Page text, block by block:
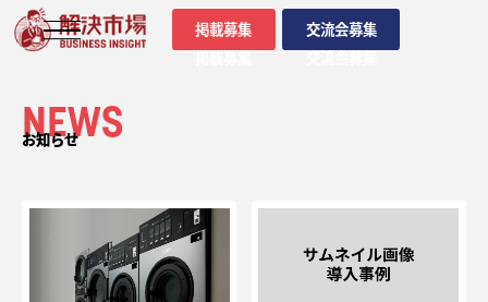
掲載募集
掲載募集
交流会募集
交流会募集
NEWS
お知らせ